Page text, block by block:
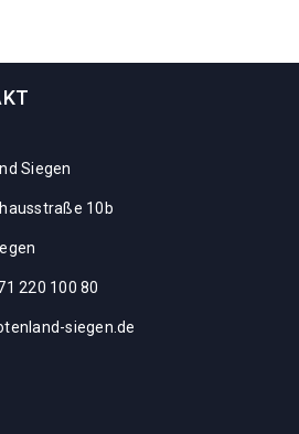
Siegen
10b
220 100 80
siegen.de